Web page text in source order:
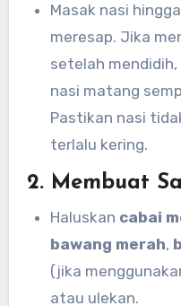
Masak nasi
meresap. Jika
setelah
nasi matang
Pastikan nasi
terlalu kering.
2. Membuat
Haluskan cabai
bawang merah,
(jika
atau ulekan.